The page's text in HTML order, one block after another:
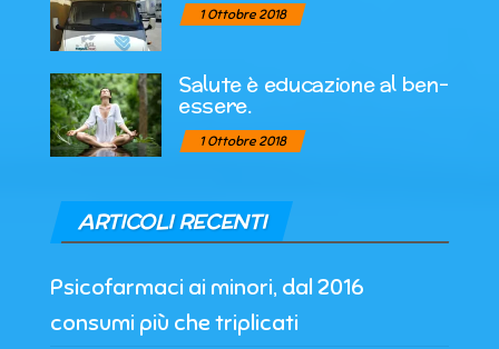
1 Ottobre 2018
Salute è educazione al ben-
essere.
1 Ottobre 2018
ARTICOLI RECENTI
Psicofarmaci ai minori, dal 2016
consumi più che triplicati